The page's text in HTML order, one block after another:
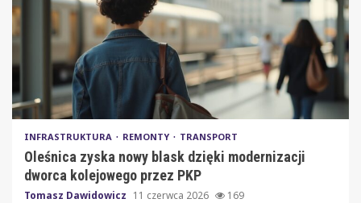
INFRASTRUKTURA REMONTY TRANSPORT
Oleśnica zyska nowy blask dzięki modernizacji
dworca kolejowego przez PKP
Tomasz Dawidowicz 11 czerwca 2026 169